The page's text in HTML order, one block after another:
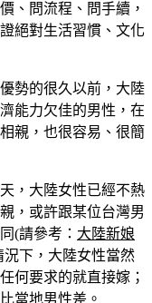
、問流程、問手續，
絕對生活習慣、文化
勢的很久以前，大陸
能力欠佳的男性，在
親，也很容易、很簡
，大陸女性已經不熱
，或許跟某位台灣男
(請參考： 大陸新娘
下，大陸女性當然
何要求的就直接嫁；
當地男性差。